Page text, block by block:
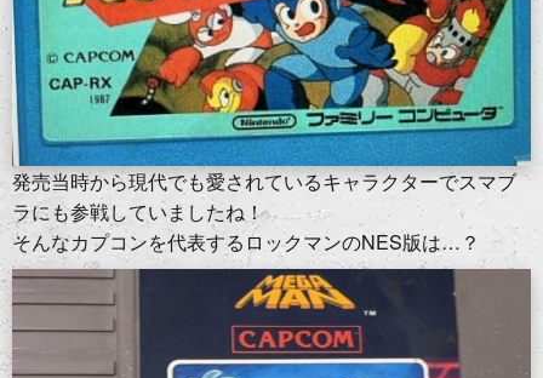
発売当時から現代でも愛されているキャラクターでスマブ
ラにも参戦していましたね！
そんなカプコンを代表するロックマンのNES版は…？